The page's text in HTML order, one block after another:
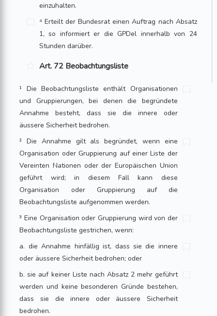
einzuhalten.
⁴ Erteilt der Bundesrat einen Auftrag nach Absatz
1, so informiert er die GPDel innerhalb von 24
Stunden darüber.
Art. 72 Beobachtungsliste
¹ Die Beobachtungsliste enthält Organisationen
und Gruppierungen, bei denen die begründete
Annahme besteht, dass sie die innere oder
äussere Sicherheit bedrohen.
² Die Annahme gilt als begründet, wenn eine
Organisation oder Gruppierung auf einer Liste der
Vereinten Nationen oder der Europäischen Union
geführt wird; in diesem Fall kann diese
Organisation oder Gruppierung auf die
Beobachtungsliste aufgenommen werden.
³ Eine Organisation oder Gruppierung wird von der
Beobachtungsliste gestrichen, wenn:
a. die Annahme hinfällig ist, dass sie die innere
oder äussere Sicherheit bedrohen; oder
b. sie auf keiner Liste nach Absatz 2 mehr geführt
werden und keine besonderen Gründe bestehen,
dass sie die innere oder äussere Sicherheit
bedrohen.